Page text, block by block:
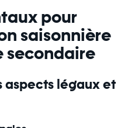
pour
saisonnière
secondaire
aspects légaux et